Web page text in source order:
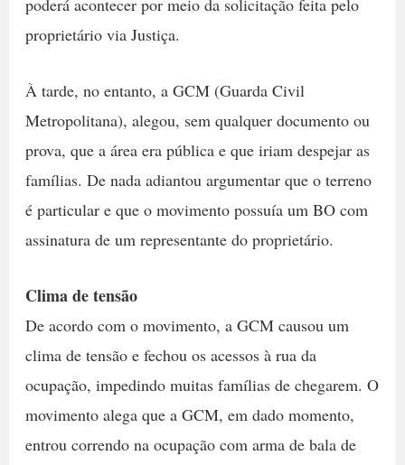
poderá acontecer por meio da solicitação feita pelo
proprietário via Justiça.
À tarde, no entanto, a GCM (Guarda Civil
Metropolitana), alegou, sem qualquer documento ou
prova, que a área era pública e que iriam despejar as
famílias. De nada adiantou argumentar que o terreno
é particular e que o movimento possuía um BO com
assinatura de um representante do proprietário.
Clima de tensão
De acordo com o movimento, a GCM causou um
clima de tensão e fechou os acessos à rua da
ocupação, impedindo muitas famílias de chegarem. O
movimento alega que a GCM, em dado momento,
entrou correndo na ocupação com arma de bala de